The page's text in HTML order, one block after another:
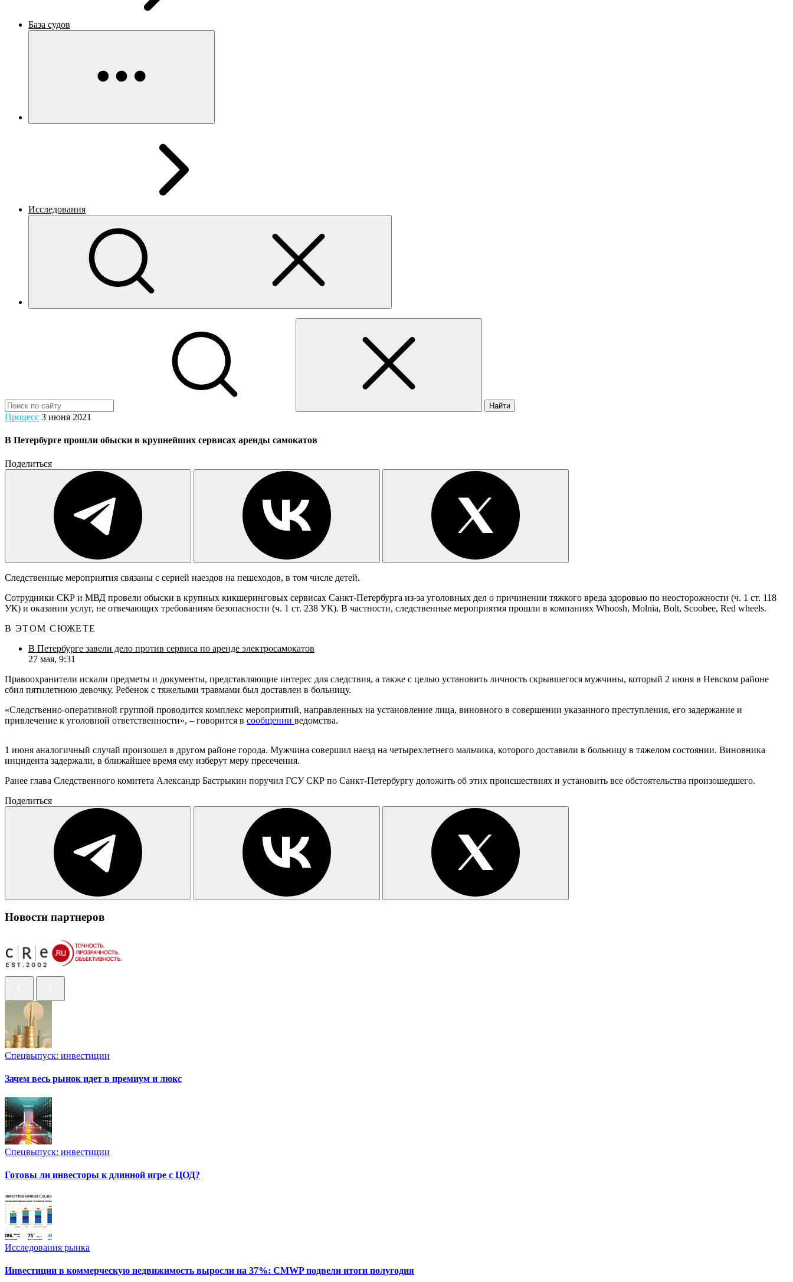
База судов
Исследования
Найти
Процесс 3 июня 2021
В Петербурге прошли обыски в крупнейших сервисах аренды самокатов
Поделиться
Следственные мероприятия связаны с серией наездов на пешеходов, в том числе детей.
Сотрудники СКР и МВД провели обыски в крупных кикшеринговых сервисах Санкт-Петербурга из-за уголовных дел о причинении тяжкого вреда здоровью по неосторожности (ч. 1 ст. 118
УК) и оказании услуг, не отвечающих требованиям безопасности (ч. 1 ст. 238 УК). В частности, следственные мероприятия прошли в компаниях Whoosh, Molnia, Bolt, Scoobee, Red wheels.
В ЭТОМ СЮЖЕТЕ
В Петербурге завели дело против сервиса по аренде электросамокатов
27 мая, 9:31
Правоохранители искали предметы и документы, представляющие интерес для следствия, а также с целью установить личность скрывшегося мужчины, который 2 июня в Невском районе
сбил пятилетнюю девочку. Ребенок с тяжелыми травмами был доставлен в больницу.
«Следственно-оперативной группой проводится комплекс мероприятий, направленных на установление лица, виновного в совершении указанного преступления, его задержание и
привлечение к уголовной ответственности», – говорится в сообщении ведомства.
1 июня аналогичный случай произошел в другом районе города. Мужчина совершил наезд на четырехлетнего мальчика, которого доставили в больницу в тяжелом состоянии. Виновника
инцидента задержали, в ближайшее время ему изберут меру пресечения.
Ранее глава Следственного комитета Александр Бастрыкин поручил ГСУ СКР по Санкт-Петербургу доложить об этих происшествиях и установить все обстоятельства произошедшего.
Поделиться
Новости партнеров
Спецвыпуск: инвестиции
Зачем весь рынок идет в премиум и люкс
Спецвыпуск: инвестиции
Готовы ли инвесторы к длинной игре с ЦОД?
Исследования рынка
Инвестиции в коммерческую недвижимость выросли на 37%: CMWP подвели итоги полугодия